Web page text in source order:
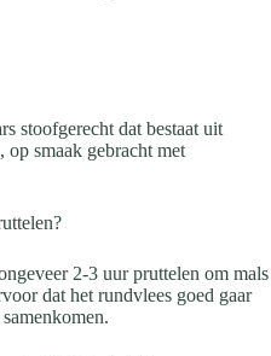
stoofgerecht dat bestaat uit
op smaak gebracht met
2-3 uur pruttelen om mals
dat het rundvlees goed gaar